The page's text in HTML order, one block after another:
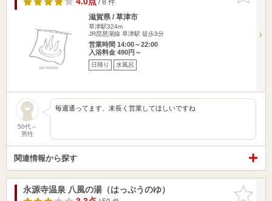
滋賀県 / 草津市
草津駅324m
JR琵琶湖線 草津駅 徒歩3分
営業時間 14:00～22:00
入浴料金 490円～
日帰り 水風呂
50代～
男性
毎週通ってます、末長く営業してほしいですね
関連情報から探す
お気に入
りに追加
永源寺温泉 八風の湯（はっぷうのゆ）